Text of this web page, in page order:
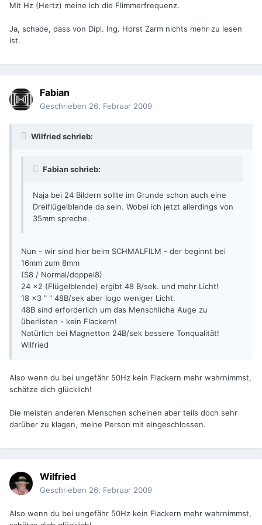
Mit Hz (Hertz) meine ich die Flimmerfrequenz.
Ja, schade, dass von Dipl. Ing. Horst Zarm nichts mehr zu lesen
ist.
Fabian
Geschrieben 26. Februar 2009
Wilfried schrieb:
Fabian schrieb:
Naja bei 24 Bildern sollte im Grunde schon auch eine
Dreiflügelblende da sein. Wobei ich jetzt allerdings von
35mm spreche.
Nun - wir sind hier beim SCHMALFILM - der beginnt bei
16mm zum 8mm
(S8 / Normal/doppel8)
24 x2 (Flügelblende) ergibt 48 B/sek. und mehr Licht!
18 x3 " " 48B/sek aber logo weniger Licht.
48B sind erforderlich um das Menschliche Auge zu
überlisten - kein Flackern!
Natürlich bei Magnetton 24B/sek bessere Tonqualität!
Wilfried
Also wenn du bei ungefähr 50Hz kein Flackern mehr wahrnimmst,
schätze dich glücklich!
Die meisten anderen Menschen scheinen aber teils doch sehr
darüber zu klagen, meine Person mit eingeschlossen.
Wilfried
Geschrieben 26. Februar 2009
Also wenn du bei ungefähr 50Hz kein Flackern mehr wahrnimmst,